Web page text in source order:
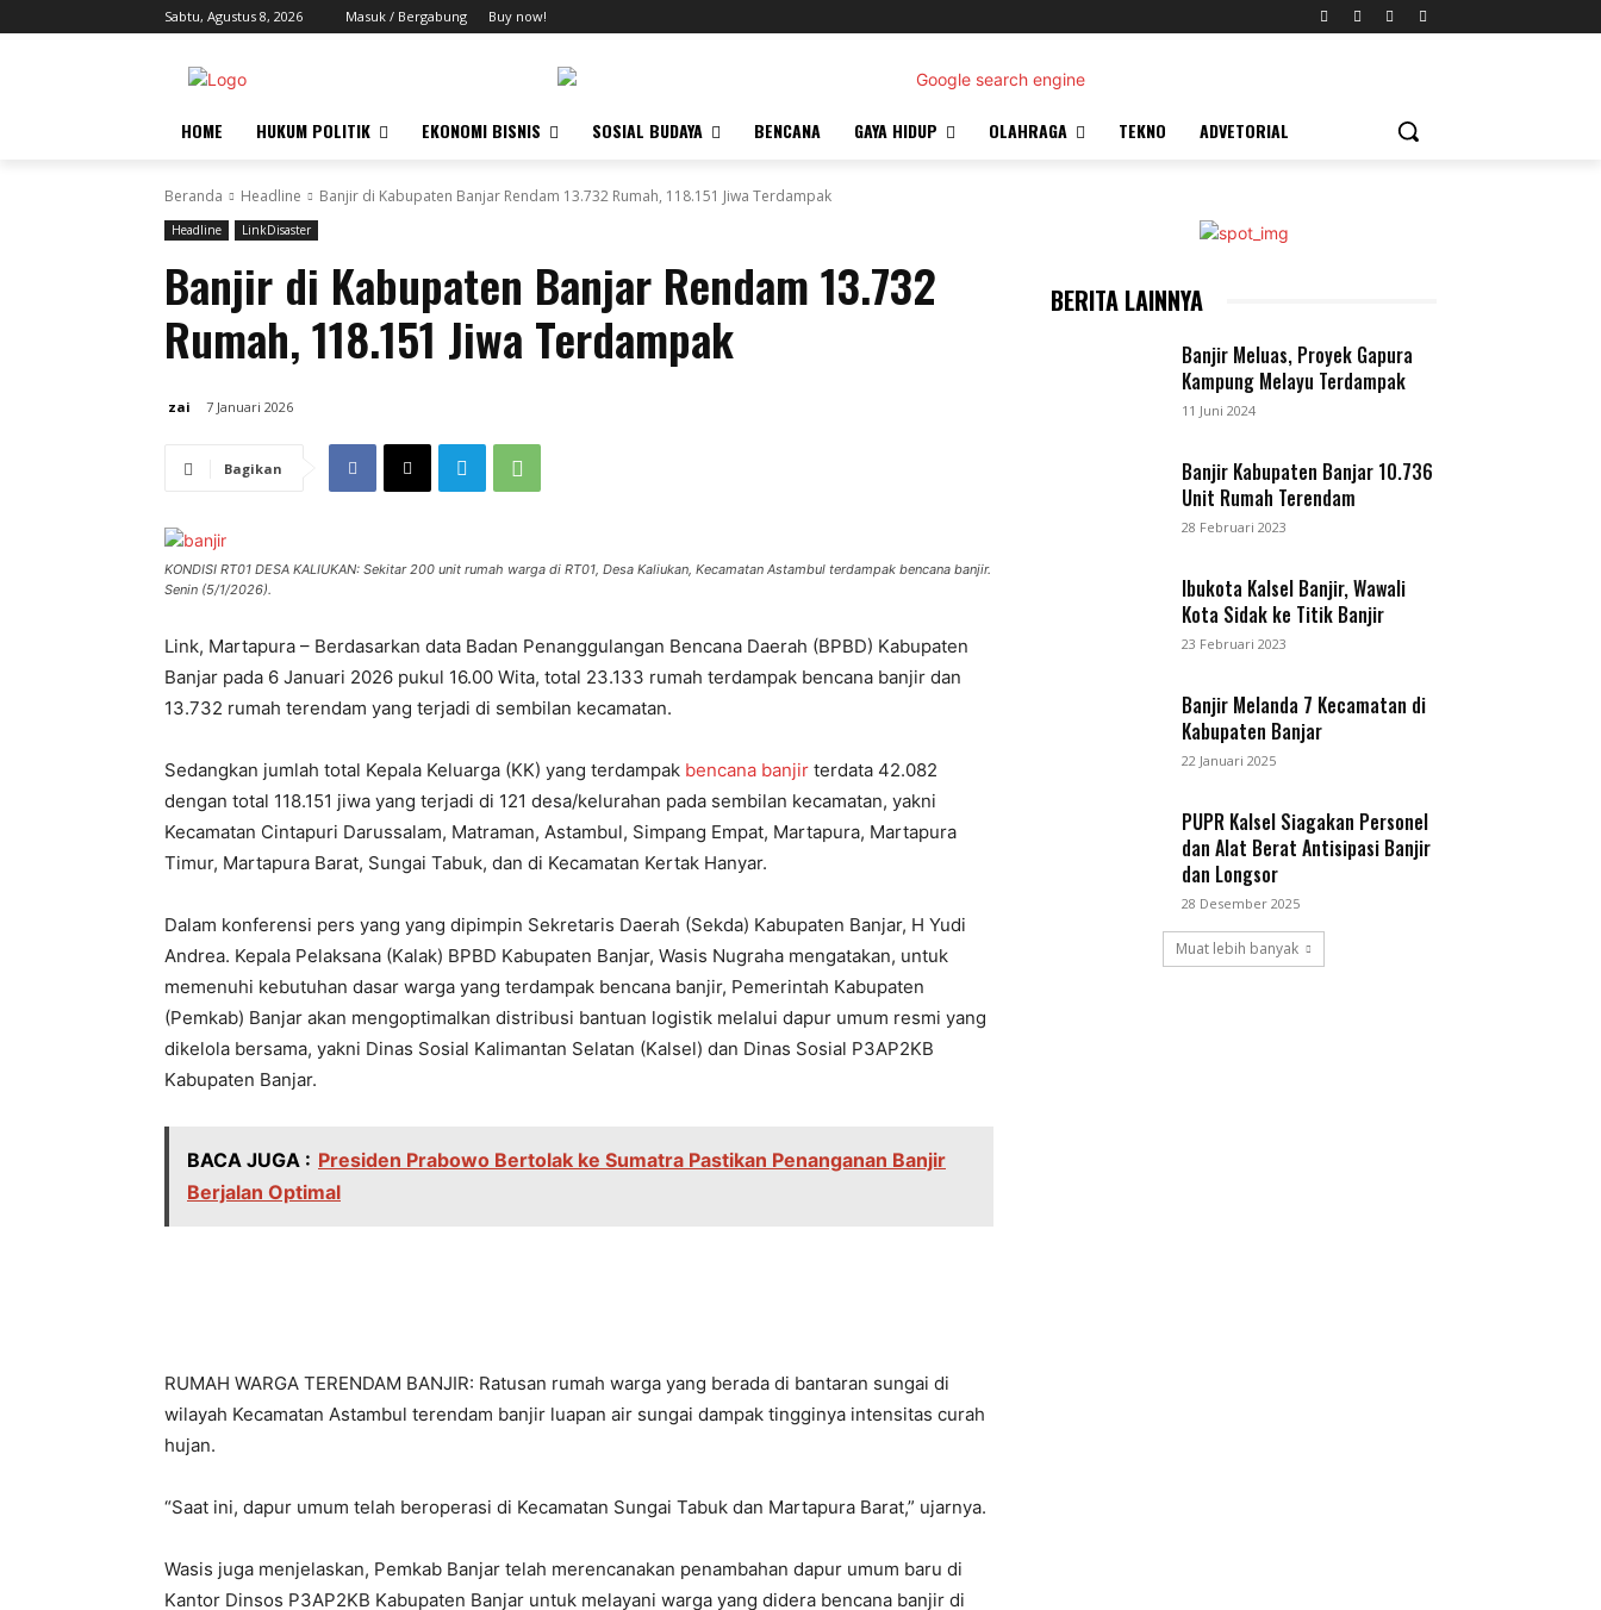
Sabtu, Agustus 8, 2026 Masuk / Bergabung Buy now!
HOME HUKUM POLITIK EKONOMI BISNIS SOSIAL BUDAYA BENCANA GAYA HIDUP OLAHRAGA TEKNO ADVETORIAL
Beranda Headline Banjir di Kabupaten Banjar Rendam 13.732 Rumah, 118.151 Jiwa Terdampak
Headline LinkDisaster
Banjir di Kabupaten Banjar Rendam 13.732
Rumah, 118.151 Jiwa Terdampak
zai 7 Januari 2026
Bagikan
KONDISI RT01 DESA KALIUKAN: Sekitar 200 unit rumah warga di RT01, Desa Kaliukan, Kecamatan Astambul terdampak bencana banjir.
Senin (5/1/2026).
Link, Martapura – Berdasarkan data Badan Penanggulangan Bencana Daerah (BPBD) Kabupaten
Banjar pada 6 Januari 2026 pukul 16.00 Wita, total 23.133 rumah terdampak bencana banjir dan
13.732 rumah terendam yang terjadi di sembilan kecamatan.
Sedangkan jumlah total Kepala Keluarga (KK) yang terdampak bencana banjir terdata 42.082
dengan total 118.151 jiwa yang terjadi di 121 desa/kelurahan pada sembilan kecamatan, yakni
Kecamatan Cintapuri Darussalam, Matraman, Astambul, Simpang Empat, Martapura, Martapura
Timur, Martapura Barat, Sungai Tabuk, dan di Kecamatan Kertak Hanyar.
Dalam konferensi pers yang yang dipimpin Sekretaris Daerah (Sekda) Kabupaten Banjar, H Yudi
Andrea. Kepala Pelaksana (Kalak) BPBD Kabupaten Banjar, Wasis Nugraha mengatakan, untuk
memenuhi kebutuhan dasar warga yang terdampak bencana banjir, Pemerintah Kabupaten
(Pemkab) Banjar akan mengoptimalkan distribusi bantuan logistik melalui dapur umum resmi yang
dikelola bersama, yakni Dinas Sosial Kalimantan Selatan (Kalsel) dan Dinas Sosial P3AP2KB
Kabupaten Banjar.
BACA JUGA : Presiden Prabowo Bertolak ke Sumatra Pastikan Penanganan Banjir
Berjalan Optimal
RUMAH WARGA TERENDAM BANJIR: Ratusan rumah warga yang berada di bantaran sungai di
wilayah Kecamatan Astambul terendam banjir luapan air sungai dampak tingginya intensitas curah
hujan.
“Saat ini, dapur umum telah beroperasi di Kecamatan Sungai Tabuk dan Martapura Barat,” ujarnya.
Wasis juga menjelaskan, Pemkab Banjar telah merencanakan penambahan dapur umum baru di
Kantor Dinsos P3AP2KB Kabupaten Banjar untuk melayani warga yang didera bencana banjir di
BERITA LAINNYA
Banjir Meluas, Proyek Gapura
Kampung Melayu Terdampak
11 Juni 2024
Banjir Kabupaten Banjar 10.736
Unit Rumah Terendam
28 Februari 2023
Ibukota Kalsel Banjir, Wawali
Kota Sidak ke Titik Banjir
23 Februari 2023
Banjir Melanda 7 Kecamatan di
Kabupaten Banjar
22 Januari 2025
PUPR Kalsel Siagakan Personel
dan Alat Berat Antisipasi Banjir
dan Longsor
28 Desember 2025
Muat lebih banyak